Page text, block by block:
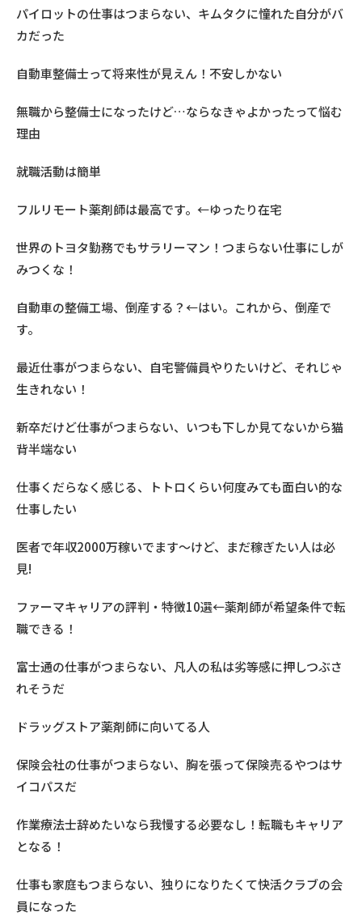
パイロットの仕事はつまらない、キムタクに憧れた自分がバ
カだった
自動車整備士って将来性が見えん！不安しかない
無職から整備士になったけど…ならなきゃよかったって悩む
理由
就職活動は簡単
フルリモート薬剤師は最高です。←ゆったり在宅
世界のトヨタ勤務でもサラリーマン！つまらない仕事にしが
みつくな！
自動車の整備工場、倒産する？←はい。これから、倒産で
す。
最近仕事がつまらない、自宅警備員やりたいけど、それじゃ
生きれない！
新卒だけど仕事がつまらない、いつも下しか見てないから猫
背半端ない
仕事くだらなく感じる、トトロくらい何度みても面白い的な
仕事したい
医者で年収2000万稼いでます〜けど、まだ稼ぎたい人は必
見!
ファーマキャリアの評判・特徴10選←薬剤師が希望条件で転
職できる！
富士通の仕事がつまらない、凡人の私は劣等感に押しつぶさ
れそうだ
ドラッグストア薬剤師に向いてる人
保険会社の仕事がつまらない、胸を張って保険売るやつはサ
イコパスだ
作業療法士辞めたいなら我慢する必要なし！転職もキャリア
となる！
仕事も家庭もつまらない、独りになりたくて快活クラブの会
員になった